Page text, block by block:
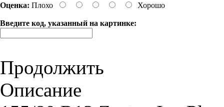
Оценка: Плохо Хорошо
Введите код, указанный на картинке:
Продолжить
Описание